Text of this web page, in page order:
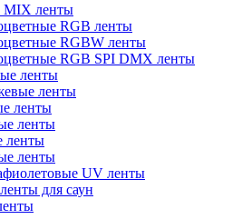
MIX ленты
RGB ленты
RGBW ленты
RGB SPI DMX ленты
ленты
ленты
ленты
ленты
ленты
ленты
UV ленты
для саун